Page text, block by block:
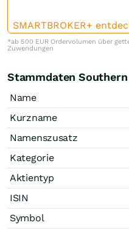
SMARTBROKER+
*ab 500 EUR Ordervolumen über
Zuwendungen
Stammdaten
Name
Kurzname
Namenszusatz
Kategorie
Aktientyp
ISIN
Symbol